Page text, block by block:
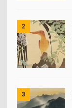
2
3